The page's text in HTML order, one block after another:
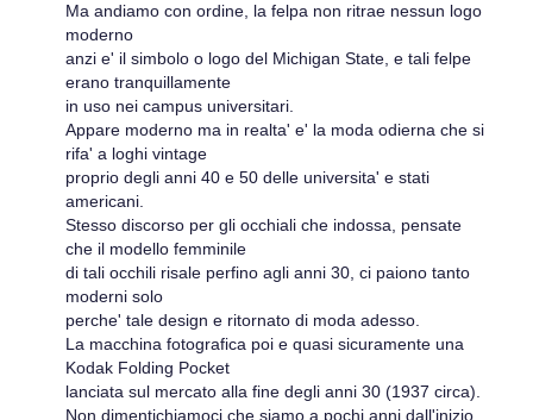
Ma andiamo con ordine, la felpa non ritrae nessun logo
moderno
anzi e' il simbolo o logo del Michigan State, e tali felpe
erano tranquillamente
in uso nei campus universitari.
Appare moderno ma in realta' e' la moda odierna che si
rifa' a loghi vintage
proprio degli anni 40 e 50 delle universita' e stati
americani.
Stesso discorso per gli occhiali che indossa, pensate
che il modello femminile
di tali occhili risale perfino agli anni 30, ci paiono tanto
moderni solo
perche' tale design e ritornato di moda adesso.
La macchina fotografica poi e quasi sicuramente una
Kodak Folding Pocket
lanciata sul mercato alla fine degli anni 30 (1937 circa).
Non dimentichiamoci che siamo a pochi anni dall'inizio